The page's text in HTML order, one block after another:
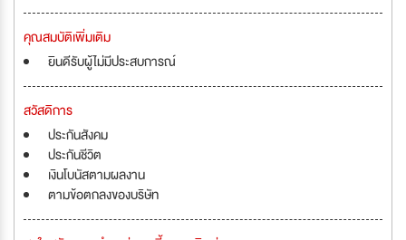
คุณสมบัติเพิ่มเติม
ยินดีรับผู้ไม่มีประสบการณ์
สวัสดิการ
ประกันสังคม
ประกันชีวิต
เงินโบนัสตามผลงาน
ตามข้อตกลงของบริษัท